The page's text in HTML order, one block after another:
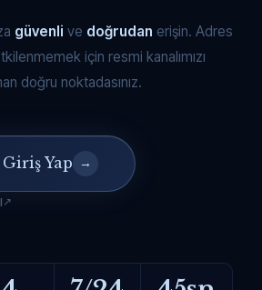
güvenli ve doğrudan erişin. Adres
için resmi kanalımızı
doğru noktadasınız.
Giriş Yap →